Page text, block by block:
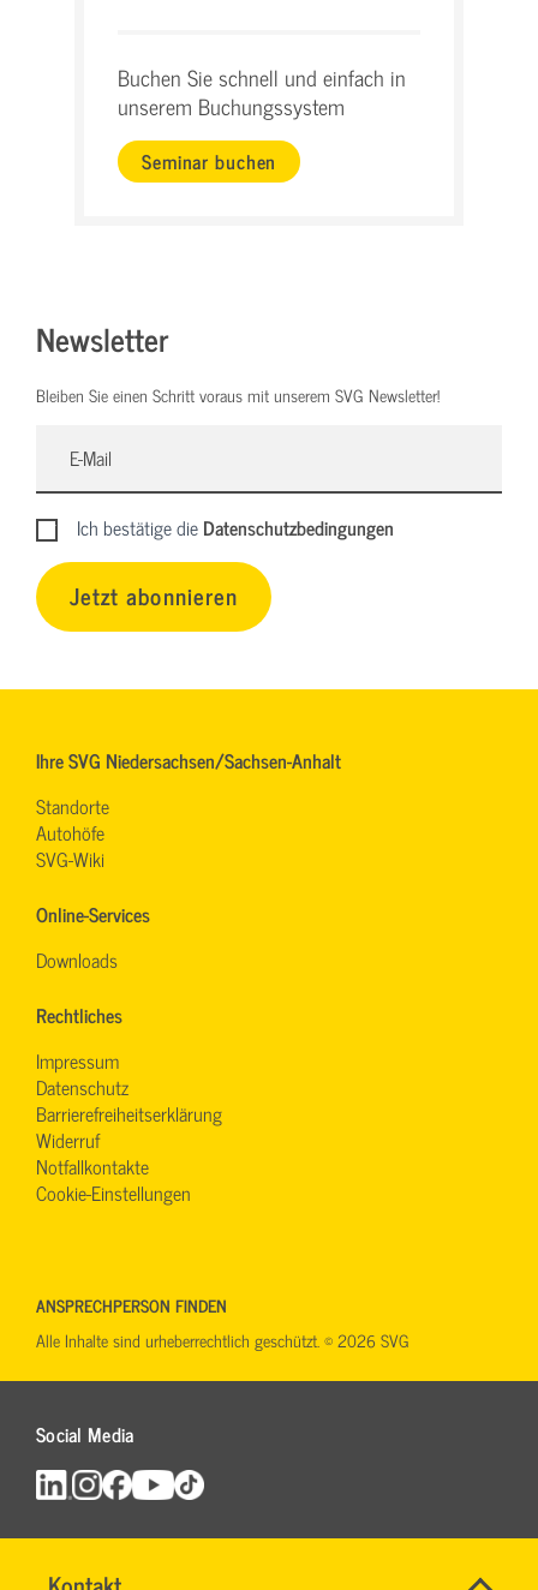
Name*
Buchen Sie schnell und einfach in
unserem Buchungssystem
Seminar buchen
Newsletter
Bleiben Sie einen Schritt voraus mit unserem SVG Newsletter!
Ich bestätige dieDatenschutzbedingungen
Jetzt abonnieren
Ihre SVG Niedersachsen/Sachsen-Anhalt
Standorte
Autohöfe
SVG-Wiki
Online-Services
Downloads
Rechtliches
Impressum
Datenschutz
Barrierefreiheitserklärung
Widerruf
Notfallkontakte
Cookie-Einstellungen
Social Media
ANSPRECHPERSON FINDEN
Alle Inhalte sind urheberrechtlich geschützt. © 2026 SVG